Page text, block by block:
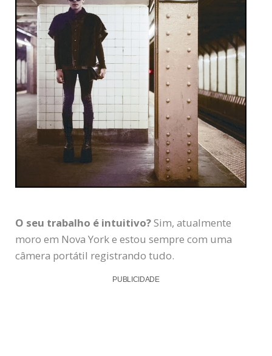
O seu trabalho é intuitivo?Sim, atualmente
moro em Nova York e estou sempre com uma
câmera portátil registrando tudo.
PUBLICIDADE